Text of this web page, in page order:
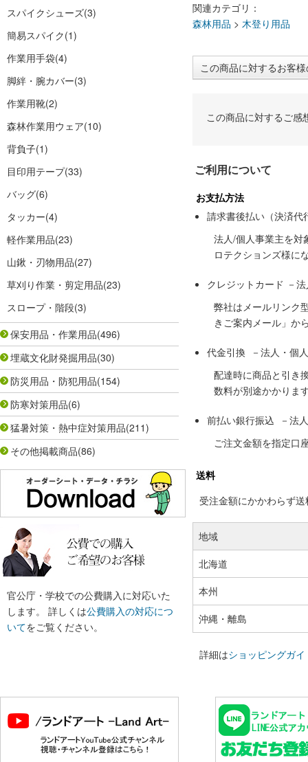
スパイクシューズ(3)
簡易スパイク(1)
作業用手袋(4)
脚絆・腕カバー(3)
作業用靴(2)
森林作業用ウェア(10)
背負子(1)
目印用テープ(33)
バッグ(6)
タッカー(4)
軽作業用品(23)
山鍬・刃物用品(27)
草刈り作業・剪定用品(23)
スロープ・階段(3)
保安用品・作業用品(496)
埋蔵文化財発掘用品(30)
防災用品・防犯用品(154)
防寒対策用品(6)
猛暑対策・熱中症対策用品(211)
その他掲載商品(86)
官公庁・学校での公費購入に対応いた
します。 詳しくは公費購入の対応につ
いてをご覧ください。
関連カテゴリ：
森林用品 > 木登り用品
この商品に対するお客
この商品に対するご感
ご利用について
お支払方法
請求書後払い（決済代
法人/個人事業主を対
ロテクションズ様に
クレジットカード －
弊社はメールリンク
きご案内メール」か
代金引換 －法人・個
配達時に商品と引き
数料が別途かかりま
前払い銀行振込 －法
ご注文金額を指定口
送料
受注金額にかかわらず
地域
北海道
本州
沖縄・離島
詳細はショッピングガイ